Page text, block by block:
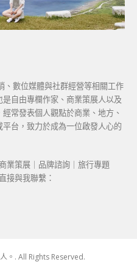
數位媒體與社群經營等相關工作
自由專欄作家、商業策展人以及
常發表個人觀點於商業、地方、
台，致力於成為一位啟發人心的
業策展｜品牌諮詢｜旅行專題
接與我聯繫：
。. All Rights Reserved.